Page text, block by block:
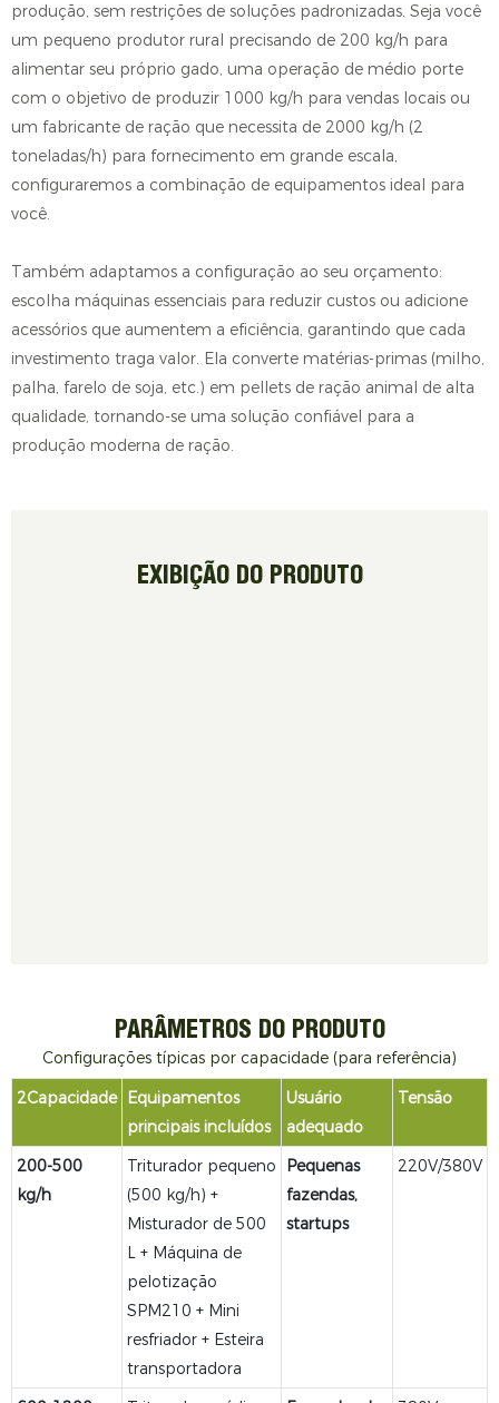
produção, sem restrições de soluções padronizadas. Seja você
um pequeno produtor rural precisando de 200 kg/h para
alimentar seu próprio gado, uma operação de médio porte
com o objetivo de produzir 1000 kg/h para vendas locais ou
um fabricante de ração que necessita de 2000 kg/h (2
toneladas/h) para fornecimento em grande escala,
configuraremos a combinação de equipamentos ideal para
você.
Também adaptamos a configuração ao seu orçamento:
escolha máquinas essenciais para reduzir custos ou adicione
acessórios que aumentem a eficiência, garantindo que cada
investimento traga valor. Ela converte matérias-primas (milho,
palha, farelo de soja, etc.) em pellets de ração animal de alta
qualidade, tornando-se uma solução confiável para a
produção moderna de ração.
EXIBIÇÃO DO PRODUTO
PARÂMETROS DO PRODUTO
Configurações típicas por capacidade (para referência)
2Capacidade
Equipamentos
principais incluídos
Usuário
adequado
Tensão
200-500
kg/h
Triturador pequeno
(500 kg/h) +
Misturador de 500
L + Máquina de
pelotização
SPM210 + Mini
resfriador + Esteira
transportadora
Pequenas
fazendas,
startups
220V/380V